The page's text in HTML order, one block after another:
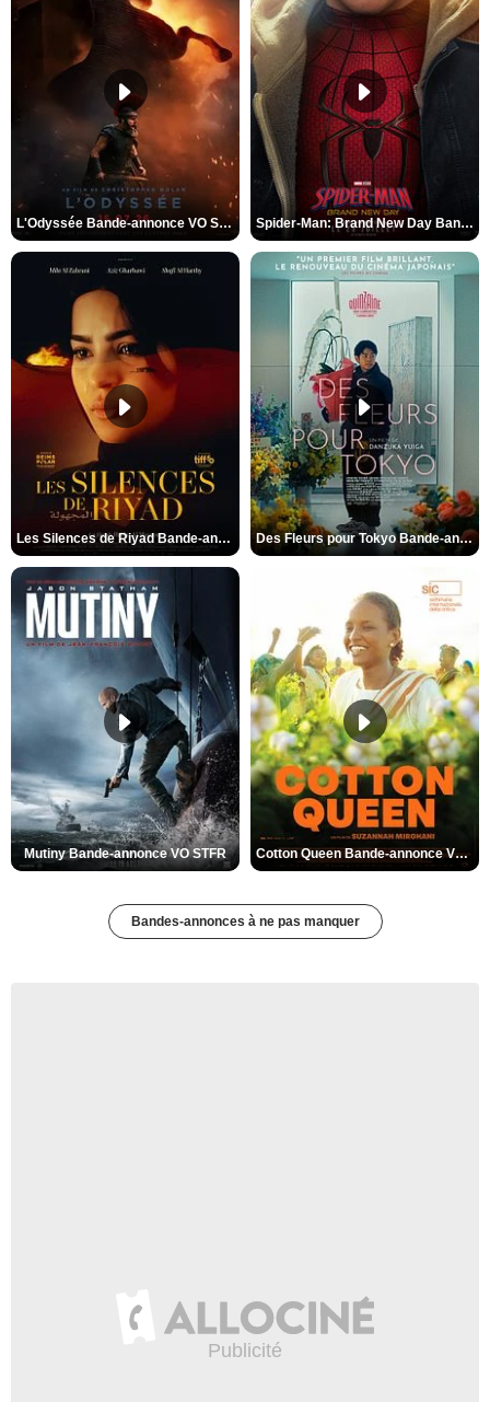
L'Odyssée Bande-annonce VO STFR Spider-Man: Brand New Day Bande-annonce VO STFR
Les Silences de Riyad Bande-annonce VO STFR Des Fleurs pour Tokyo Bande-annonce VO STFR
Mutiny Bande-annonce VO STFR Cotton Queen Bande-annonce VO STFR
Bandes-annonces à ne pas manquer